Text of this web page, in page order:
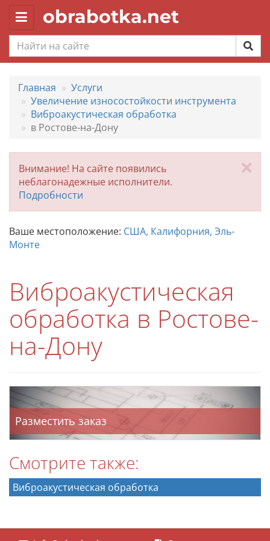
Toggle
navigation
obrabotka.net
Главная
Услуги
Увеличение износостойкости инструмента
Виброакустическая обработка
в Ростове-на-Дону
Внимание! На сайте появились
неблагонадежные исполнители.
Подробности
Ваше местоположение: США, Калифорния, Эль-
Монте
Виброакустическая
обработка в Ростове-
на-Дону
Разместить заказ
Смотрите также:
Виброакустическая обработка